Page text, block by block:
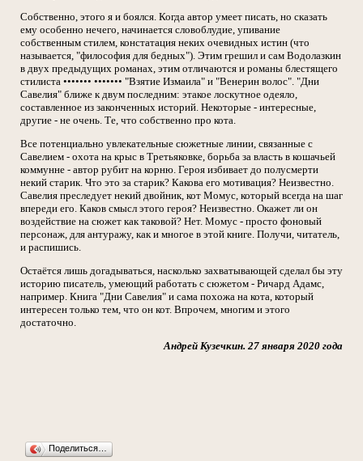
Собственно, этого я и боялся. Когда автор умеет писать, но сказать
ему особенно нечего, начинается словоблудие, упивание
собственным стилем, констатация неких очевидных истин (что
называется, "философия для бедных"). Этим грешил и сам Водолазкин
в двух предыдущих романах, этим отличаются и романы блестящего
стилиста ••••••• ••••••• "Взятие Измаила" и "Венерин волос". "Дни
Савелия" ближе к двум последним: этакое лоскутное одеяло,
составленное из законченных историй. Некоторые - интересные,
другие - не очень. Те, что собственно про кота.
Все потенциально увлекательные сюжетные линии, связанные с
Савелием - охота на крыс в Третьяковке, борьба за власть в кошачьей
коммунне - автор рубит на корню. Героя избивает до полусмерти
некий старик. Что это за старик? Какова его мотивация? Неизвестно.
Савелия преследует некий двойник, кот Момус, который всегда на шаг
впереди его. Каков смысл этого героя? Неизвестно. Окажет ли он
воздействие на сюжет как таковой? Нет. Момус - просто фоновый
персонаж, для антуражу, как и многое в этой книге. Получи, читатель,
и распишись.
Остаётся лишь догадываться, насколько захватывающей сделал бы эту
историю писатель, умеющий работать с сюжетом - Ричард Адамс,
например. Книга "Дни Савелия" и сама похожа на кота, который
интересен только тем, что он кот. Впрочем, многим и этого
достаточно.
Андрей Кузечкин. 27 января 2020 года
Поделиться…